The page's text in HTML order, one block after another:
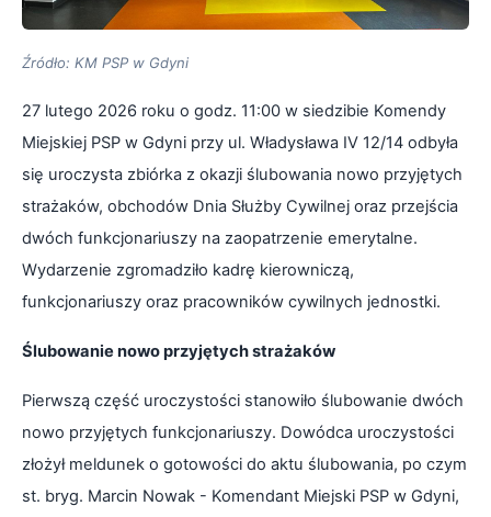
Źródło: KM PSP w Gdyni
27 lutego 2026 roku o godz. 11:00 w siedzibie Komendy
Miejskiej PSP w Gdyni przy ul. Władysława IV 12/14 odbyła
się uroczysta zbiórka z okazji ślubowania nowo przyjętych
strażaków, obchodów Dnia Służby Cywilnej oraz przejścia
dwóch funkcjonariuszy na zaopatrzenie emerytalne.
Wydarzenie zgromadziło kadrę kierowniczą,
funkcjonariuszy oraz pracowników cywilnych jednostki.
Ślubowanie nowo przyjętych strażaków
Pierwszą część uroczystości stanowiło ślubowanie dwóch
nowo przyjętych funkcjonariuszy. Dowódca uroczystości
złożył meldunek o gotowości do aktu ślubowania, po czym
st. bryg. Marcin Nowak - Komendant Miejski PSP w Gdyni,